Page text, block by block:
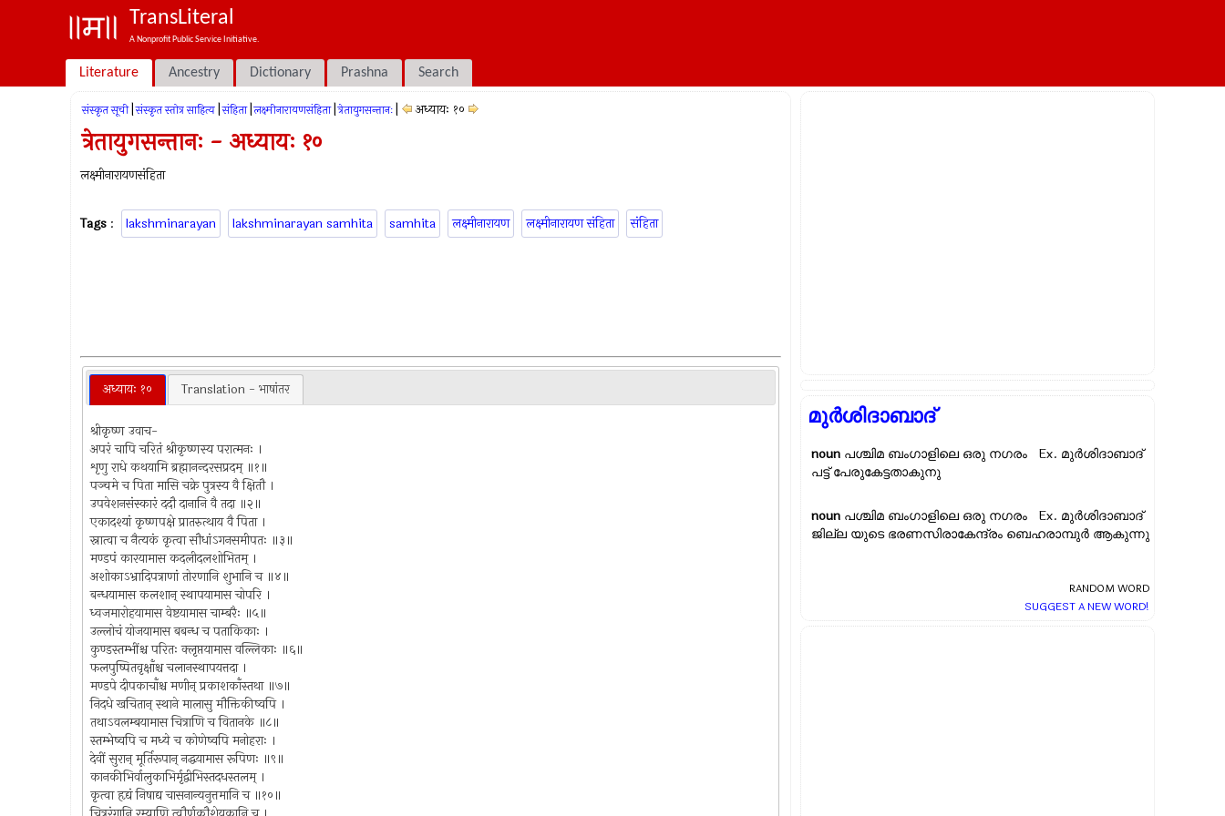
TransLiteral
A Nonprofit Public Service Initiative.
Literature Ancestry Dictionary Prashna Search
संस्कृत सूची संस्कृत स्तोत्र साहित्य संहिता लक्ष्मीनारायणसंहिता त्रेतायुगसन्तानः अध्यायः १०
त्रेतायुगसन्तानः - अध्यायः १०
लक्ष्मीनारायणसंहिता
Tags : lakshminarayan lakshminarayan samhita samhita लक्ष्मीनारायण लक्ष्मीनारायण संहिता संहिता
अध्यायः १० Translation - भाषांतर
श्रीकृष्ण उवाच-
अपरं चापि चरितं श्रीकृष्णस्य परात्मनः ।
शृणु राधे कथयामि ब्रह्मानन्दरसप्रदम् ॥१॥
पञ्चमे च पिता मासि चक्रे पुत्रस्य वै क्षितौ ।
उपवेशनसंस्कारं ददौ दानानि वै तदा ॥२॥
एकादश्यां कृष्णपक्षे प्रातरुत्थाय वै पिता ।
स्नात्वा च नैत्यकं कृत्वा सौधांऽगनसमीपतः ॥३॥
मण्डपं कारयामास कदलीदलशोभितम् ।
अशोकाऽभ्रादिपत्राणां तोरणानि शुभानि च ॥४॥
बन्धयामास कलशान् स्थापयामास चोपरि ।
ध्वजमारोहयामास वेष्टयामास चाम्बरैः ॥५॥
उल्लोचं योजयामास बबन्ध च पताकिकाः ।
कुण्डस्तम्भींश्च परितः क्लृप्तयामास वल्लिकाः ॥६॥
फलपुष्पितवृक्षाँश्च चलानस्थापयत्तदा ।
मण्डपे दीपकाचाँश्च मणीन् प्रकाशकाँस्तथा ॥७॥
निदधे खचितान् स्थाने मालासु मौक्तिकीष्वपि ।
तथाऽवलम्बयामास चित्राणि च वितानके ॥८॥
स्तम्भेष्वपि च मध्ये च कोणेष्वपि मनोहराः ।
देवीं सुरान् मूर्तिरूपान् नद्धयामास रूपिणः ॥९॥
कानकीभिर्वालुकाभिर्मृद्वीभिस्तदधस्तलम् ।
कृत्वा हृद्यं निषाद्य चासनान्यनुत्तमानि च ॥१०॥
മുര്‍ശിദാബാദ്
noun പശ്ചിമ ബംഗാളിലെ ഒരു നഗരം Ex. മുര്‍ശിദാബാദ്
പട്ട് പേരുകേട്ടതാകുനു
noun പശ്ചിമ ബംഗാളിലെ ഒരു നഗരം Ex. മുര്‍ശിദാബാദ്
ജില്ല യുടെ ഭരണസിരാകേന്ദ്രം ബെഹരാമ്പുര്‍ ആകുന്നു
RANDOM WORD
SUGGEST A NEW WORD!